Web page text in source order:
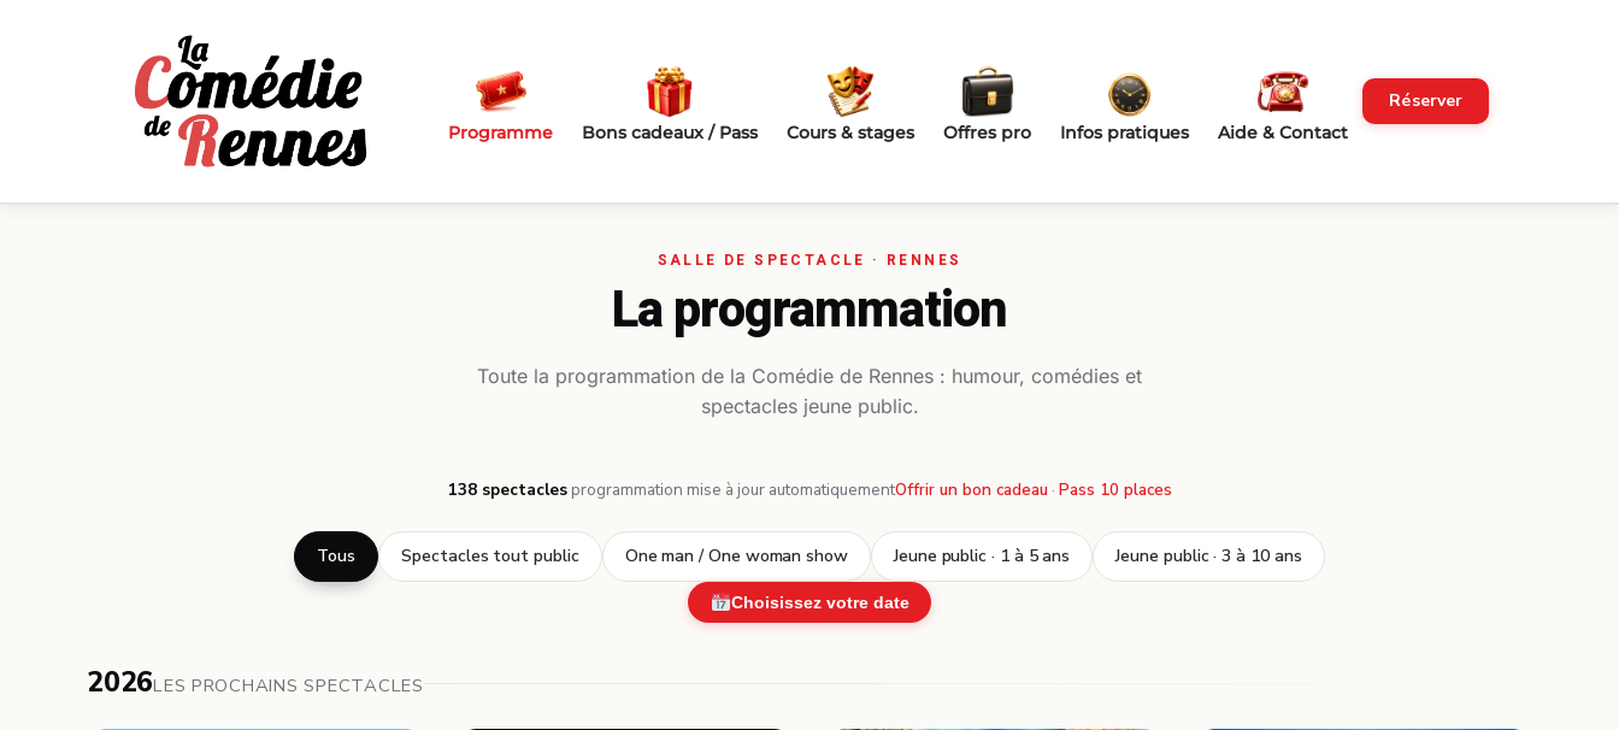
Passer au contenu principal
Programme Bons cadeaux / Pass Cours & stages Offres pro Infos pratiques Aide & Contact
Réserver
La programmation
Toute la programmation de la Comédie de Rennes : humour, comédies et
spectacles jeune public.
138 spectacles· programmation mise à jour automatiquementOffrir un bon cadeau · Pass 10 places
Tous Spectacles tout public One man / One woman show Jeune public · 1 à 5 ans Jeune public · 3 à 10 ans
Choisissez votre date
2026LES PROCHAINS SPECTACLES